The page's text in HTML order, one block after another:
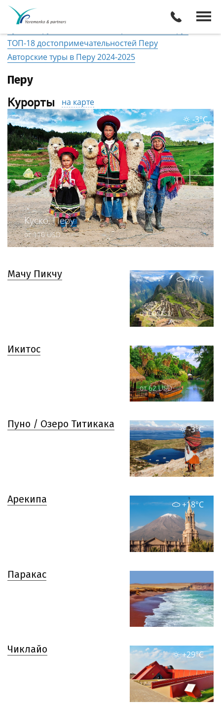
Перу
ТОП-18 достопримечательностей Перу
Авторские туры в Перу 2024-2025
Перу
Курорты на карте
Куско, Перу
от 110 USD
-3°C
Мачу Пикчу +7°C
от 60 USD
Икитос +22°C
от 62 USD
Пуно / Озеро Титикака -3°C
Арекипа +18°C
Паракас
Чиклайо +29°C